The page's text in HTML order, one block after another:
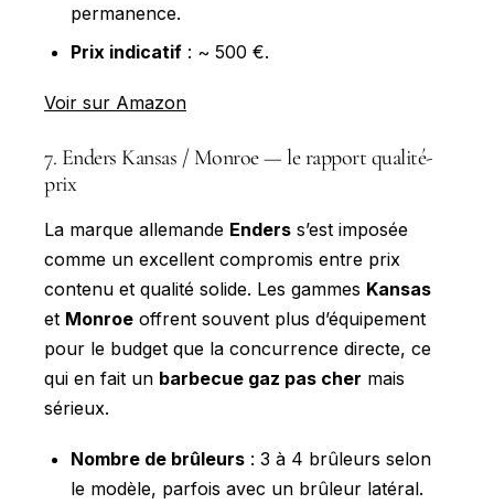
permanence.
Prix indicatif : ~ 500 €.
Voir sur Amazon
7. Enders Kansas / Monroe — le rapport qualité-
prix
La marque allemande Enders s’est imposée
comme un excellent compromis entre prix
contenu et qualité solide. Les gammes Kansas
et Monroe offrent souvent plus d’équipement
pour le budget que la concurrence directe, ce
qui en fait un barbecue gaz pas cher mais
sérieux.
Nombre de brûleurs : 3 à 4 brûleurs selon
le modèle, parfois avec un brûleur latéral.